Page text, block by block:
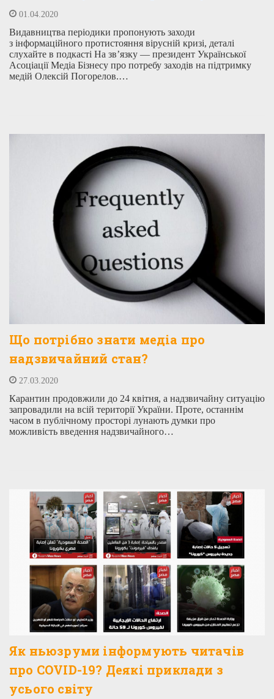
01.04.2020
Видавництва періодики пропонують заходи
з інформаційного протистояння вірусній кризі, деталі
слухайте в подкасті На зв’язку — президент Української
Асоціації Медіа Бізнесу про потребу заходів на підтримку
медій Олексій Погорелов.…
Що потрібно знати медіа про
надзвичайний стан?
27.03.2020
Карантин продовжили до 24 квітня, а надзвичайну ситуацію
запровадили на всій території України. Проте, останнім
часом в публічному просторі лунають думки про
можливість введення надзвичайного…
Як ньюзруми інформують читачів
про COVID-19? Деякі приклади з
усього світу